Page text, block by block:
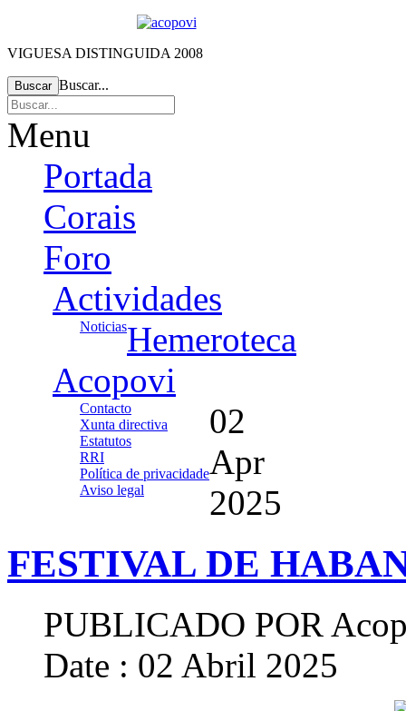
VIGUESA DISTINGUIDA 2008
Buscar Buscar...
Menu
Portada
Corais
Foro
Actividades
NoticiasHemeroteca
Acopovi
Contacto
Xunta directiva
Estatutos
RRI
Política de privacidade
Aviso legal
02
Apr
2025
FESTIVAL DE
PUBLICADO POR
Date : 02 Abril 2025